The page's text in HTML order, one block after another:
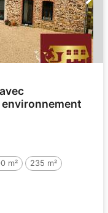
environnement
m² 235 m²